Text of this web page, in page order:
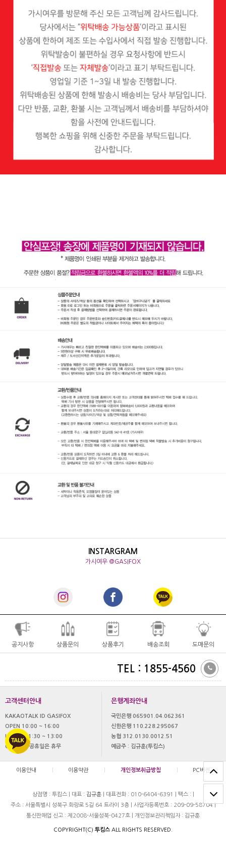
INSTARGRAM
가시여우 @GASIFOX
공지사항 상품문의 상품후기 배송조회 도매문의
TEL : 1855-4560
고객센터안내
KAKAOTALK ID GASIFOX
OPEN 10:00 ~ 16:00
LUNCH 11:30 ~ 13:00
OFF 토,일 공휴일은 휴무
은행계좌안내
국민은행 065901.04.062361
신한은행 110.228.295067
농협 312.0130.0012.51
예금주 : 김규훈(투킴스)
이용안내 이용약관 개인정보취급방침 PC버젼
상점명 : 투킴스 대표 : 김규훈 대표전화 : 010-6404-6391 팩스 :
주소 : 서울특별시 성북구 화랑로 5길 64 트라이 3층
사업자등록번호 : 209-09-58704 |
통신판매업 신고 : 제2008-서울성북-0427호
개인정보관리책임자 : 김규훈
COPYRIGHT(C) 투킴스 ALL RIGHTS RESERVED.